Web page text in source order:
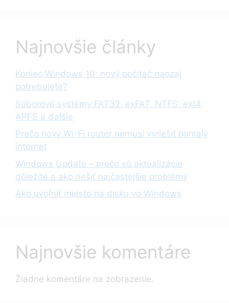
Najnovšie články
Koniec Windows 10: nový počítač naozaj
potrebujete?
Súborové systémy FAT32, exFAT, NTFS, ext4,
APFS a ďalšie
Prečo nový Wi-Fi router nemusí vyriešiť pomalý
internet
Windows Update – prečo sú aktualizácie
dôležité a ako riešiť najčastejšie problémy
Ako uvoľniť miesto na disku vo Windows
Najnovšie komentáre
Žiadne komentáre na zobrazenie.